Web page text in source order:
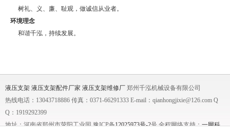
树礼、义、廉、耻观，做诚信从业者。
环境理念
和谐千泓，持续发展。
液压支架 液压支架配件厂家 液压支架维修厂 郑州千泓机械设备有限公司
热线电话：13043718886 传真：0371-66291333 E-mail：qianhongjixie@126.com Q
Q：1919292399
地址：河南省郑州市荥阳工业园 豫ICP备12025973号-2号 全程网络支持：一网科